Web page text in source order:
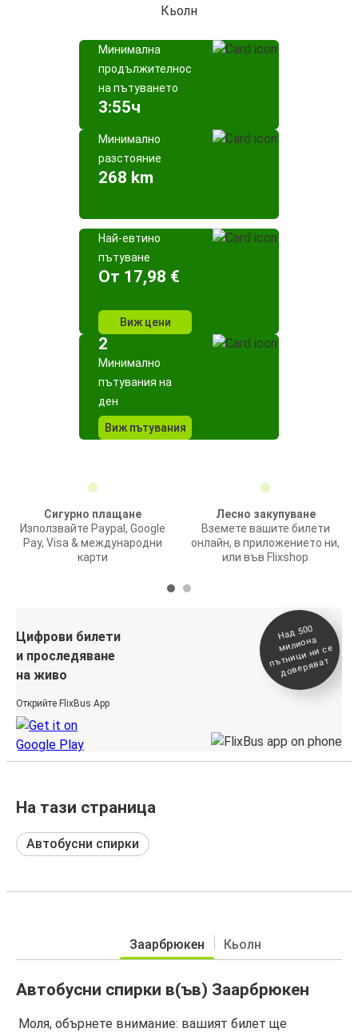
Кьолн
Минимална
продължителност
на пътуването
3:55ч
Минимално
разстояние
268 km
Най-евтино
пътуване
Oт 17,98 €
Виж цени
2
Минимално
пътувания на
ден
Виж пътувания
Сигурно плащане
Използвайте Paypal, Google
Pay, Visa & международни
карти
Лесно закупуване
Вземете вашите билети
онлайн, в приложението ни,
или във Flixshop
Цифрови билети
и проследяване
на живо
Открийте FlixBus App
На
д 500
милиона
п
ътници ни се
доверяват
На тази страница
Автобусни спирки
Заарбрюкен Кьолн
Автобусни спирки в(ъв) Заарбрюкен
Моля, обърнете внимание: вашият билет ще